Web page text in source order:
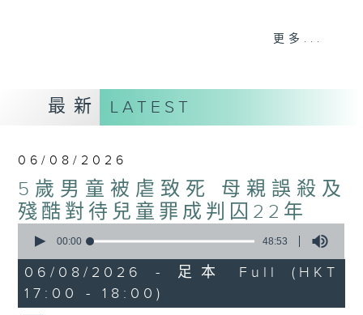
香港電台公共事務組
讚好Like「
RTHK 香港電台公共事務組
Facebook專頁
更多...
最新 LATEST
06/08/2026
5歲男童被虐致死 母親誤殺及
殘酷對待兒童罪成判囚22年
seconds
48
minutes,
53
seconds
00:00 48:53
06/08/2026 - 足本 Full (HKT
17:00 - 18:00)